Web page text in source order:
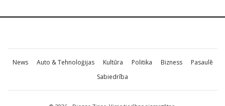
News Auto & Tehnoloģijas Kultūra Politika Bizness
Pasaulē
Sabiedrība